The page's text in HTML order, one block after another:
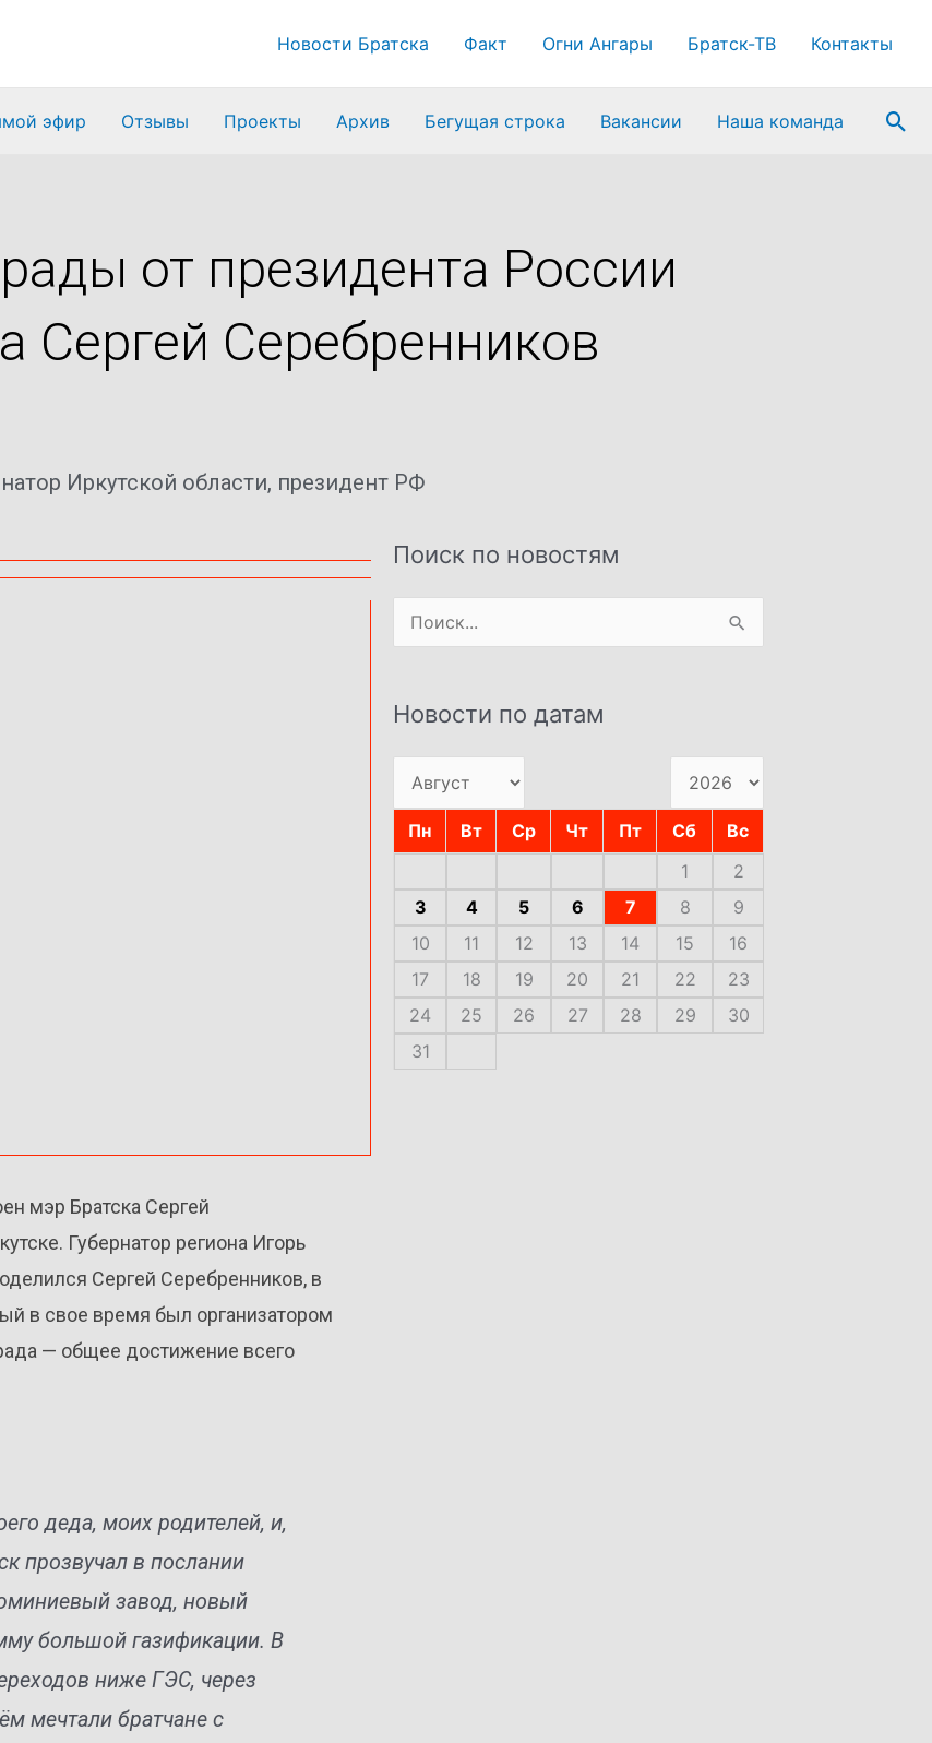
Новости Братска Факт Огни Ангары Братск-ТВ Контакты
эфир Отзывы Проекты Архив Бегущая строка Вакансии Наша команда
от президента России
Сергей Серебренников
Иркутской области, президент РФ
мэр Братска Сергей
Губернатор региона Игорь
Сергей Серебренников, в
в свое время был организатором
— общее достижение всего
деда, моих родителей, и,
прозвучал в послании
завод, новый
большой газификации. В
ниже ГЭС, через
мечтали братчане с
Поиск по новостям
Поиск:
Новости по датам
Пн Вт Ср Чт Пт Сб
Вс
1
2
3
4 5 6 7 8
9
10
11 12 13 14 15
16
17
18 19 20 21 22
23
24
25 26 27 28 29
30
31